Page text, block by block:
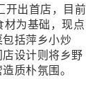
开出首店，目前
为基础，现点
括萍乡小炒
设计则将乡野
质朴氛围。